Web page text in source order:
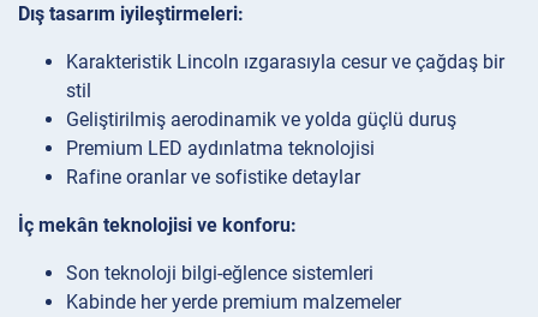
Dış tasarım iyileştirmeleri:
Karakteristik Lincoln ızgarasıyla cesur ve çağdaş bir
stil
Geliştirilmiş aerodinamik ve yolda güçlü duruş
Premium LED aydınlatma teknolojisi
Rafine oranlar ve sofistike detaylar
İç mekân teknolojisi ve konforu:
Son teknoloji bilgi-eğlence sistemleri
Kabinde her yerde premium malzemeler